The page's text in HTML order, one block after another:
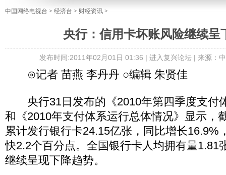
中国网络电视台 > 经济台 > 财经资讯 >
央行：信用卡坏账风险继续呈
发布时间:2011年02月01日 01:36 | 进入复兴论坛 | 来源：
⊙记者 苗燕 李丹丹 ○编辑 朱贤佳
央行31日发布的《2010年第四季度支付
和《2010年支付体系运行总体情况》显示，
累计发行银行卡24.15亿张，同比增长16.9%
快2.2个百分点。全国银行卡人均拥有量1.81
继续呈现下降趋势。